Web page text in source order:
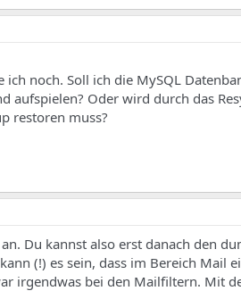
noch. Soll ich die MySQL
aufspielen? Oder wird durch das
restoren muss?
Du kannst also erst danach den
(!) es sein, dass im Bereich Mail
irgendwas bei den Mailfiltern. Mit